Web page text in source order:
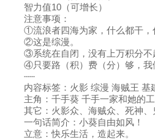
智力值10（可增长）
注意事项：
①流浪者四海为家，什么都干，
②这是综漫。
③系统在自闭，没有上万积分不
④只要路（积）费（分）够，我
┄┄
内容标签：火影 综漫 海贼王 基
主角：千手葵 千手一家和她的工
其它：火影众、海贼众、死神、
一句话简介：小葵自由如风！
立意：快乐生活，造起来。